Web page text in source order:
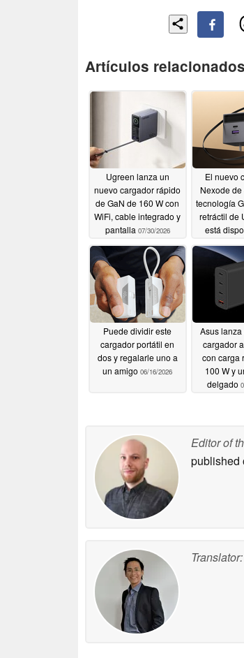
Artículos relacionados
Ugreen lanza un
nuevo cargador rápido
de GaN de 160 W con
WiFi, cable integrado y
pantalla 07/30/2026
El nuevo
Nexode de
tecnología
retráctil de
está
Puede dividir este
cargador portátil en
dos y regalarle uno a
un amigo 06/16/2026
Asus
cargador
con carga
100 W y
delgado
Editor of
published
Translator: